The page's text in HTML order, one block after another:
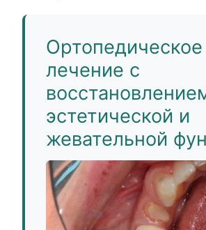
Ортопедическое
лечение с
эстетической и
жевательной